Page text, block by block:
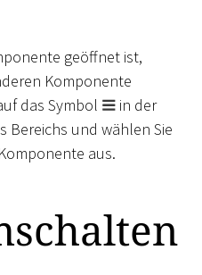
geöffnet ist,
Komponente
das Symbol
in der
Bereichs und wählen Sie
aus.